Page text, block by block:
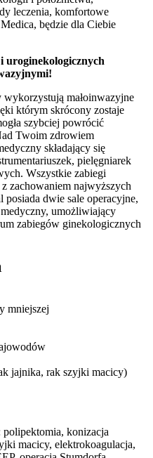
leczenia, komfortowe
będzie dla Ciebie
uroginekologicznych
małoinwazyjne
którym skrócony zostaje
szybciej powrócić
Twoim zdrowiem
składający się
pielęgniarek
Wszystkie zabiegi
zachowaniem najwyższych
posiada dwie sale operacyjne,
umożliwiający
zabiegów ginekologicznych
mniejszej
jajnika, rak szyjki macicy)​
konizacja
macicy, elektrokoagulacja,